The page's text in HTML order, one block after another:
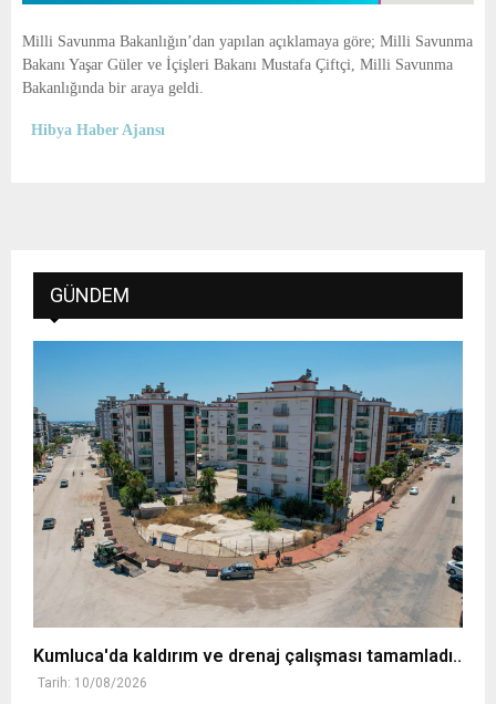
E
N
Milli Savunma Bakanlığın’dan yapılan açıklamaya göre; Milli Savunma
Bakanı Yaşar Güler ve İçişleri Bakanı Mustafa Çiftçi, Milli Savunma
Bakanlığında bir araya geldi.
Hibya Haber Ajansı
GÜNDEM
Kumluca'da kaldırım ve drenaj çalışması tamamladı..
Tarih: 10/08/2026